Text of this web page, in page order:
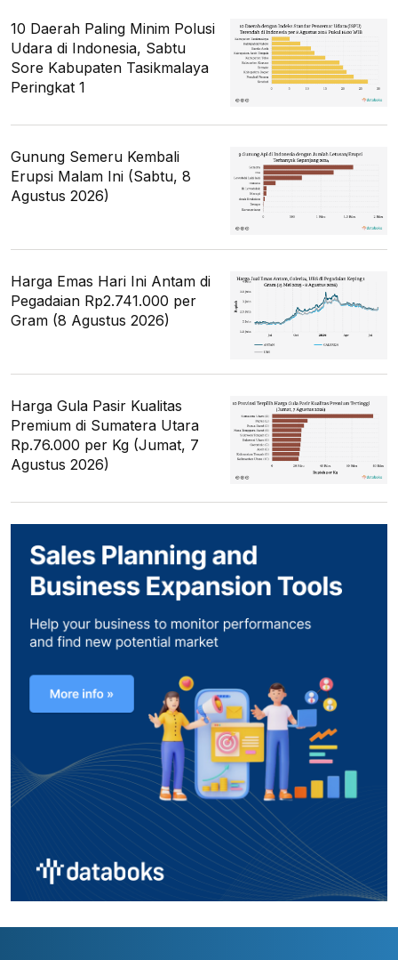
10 Daerah Paling Minim Polusi
Udara di Indonesia, Sabtu
Sore Kabupaten Tasikmalaya
Peringkat 1
Gunung Semeru Kembali
Erupsi Malam Ini (Sabtu, 8
Agustus 2026)
Harga Emas Hari Ini Antam di
Pegadaian Rp2.741.000 per
Gram (8 Agustus 2026)
Harga Gula Pasir Kualitas
Premium di Sumatera Utara
Rp.76.000 per Kg (Jumat, 7
Agustus 2026)